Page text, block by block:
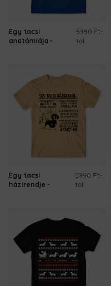
Egy tacsi
anatómiája
5990 Ft-
tól
Egy tacsi
házirendje
5990 Ft-
tól